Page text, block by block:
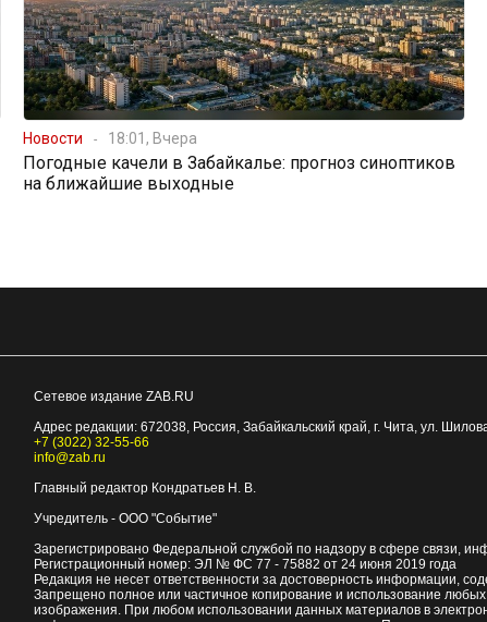
Новости 18:01, Вчера
Погодные качели в Забайкалье: прогноз синоптиков
на ближайшие выходные
Сетевое издание ZAB.RU
Адрес редакции: 672038, Россия, Забайкальский край, г. Чита, ул.
+7 (3022) 32-55-66
info@zab.ru
Главный редактор Кондратьев Н. В.
Учредитель - ООО "Событие"
Зарегистрировано Федеральной службой по надзору в сфере связи,
Регистрационный номер: ЭЛ № ФС 77 - 75882 от 24 июня 2019 года
Редакция не несет ответственности за достоверность информации,
Запрещено полное или частичное копирование и использование
изображения. При любом использовании данных материалов в